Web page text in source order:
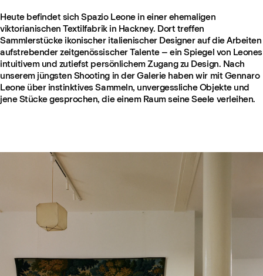
Heute befindet sich Spazio Leone in einer ehemaligen
viktorianischen Textilfabrik in Hackney. Dort treffen
Sammlerstücke ikonischer italienischer Designer auf die Arbeiten
aufstrebender zeitgenössischer Talente – ein Spiegel von Leones
intuitivem und zutiefst persönlichem Zugang zu Design. Nach
unserem jüngsten Shooting in der Galerie haben wir mit Gennaro
Leone über instinktives Sammeln, unvergessliche Objekte und
jene Stücke gesprochen, die einem Raum seine Seele verleihen.